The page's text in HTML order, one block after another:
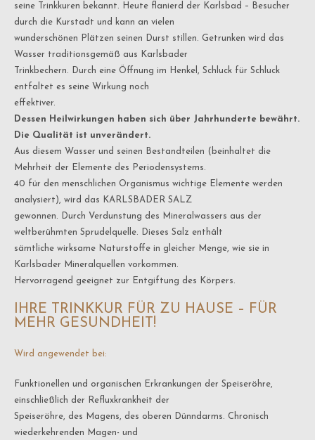
seine Trinkkuren bekannt. Heute flanierd der Karlsbad – Besucher
durch die Kurstadt und kann an vielen
wunderschönen Plätzen seinen Durst stillen. Getrunken wird das
Wasser traditionsgemäß aus Karlsbader
Trinkbechern. Durch eine Öffnung im Henkel, Schluck für Schluck
entfaltet es seine Wirkung noch
effektiver.
Dessen Heilwirkungen haben sich über Jahrhunderte bewährt.
Die Qualität ist unverändert.
Aus diesem Wasser und seinen Bestandteilen (beinhaltet die
Mehrheit der Elemente des Periodensystems.
40 für den menschlichen Organismus wichtige Elemente werden
analysiert), wird das KARLSBADER SALZ
gewonnen. Durch Verdunstung des Mineralwassers aus der
weltberühmten Sprudelquelle. Dieses Salz enthält
sämtliche wirksame Naturstoffe in gleicher Menge, wie sie in
Karlsbader Mineralquellen vorkommen.
Hervorragend geeignet zur Entgiftung des Körpers.
IHRE TRINKKUR FÜR ZU HAUSE – FÜR
MEHR GESUNDHEIT!
Wird angewendet bei:
Funktionellen und organischen Erkrankungen der Speiseröhre,
einschließlich der Refluxkrankheit der
Speiseröhre, des Magens, des oberen Dünndarms. Chronisch
wiederkehrenden Magen- und